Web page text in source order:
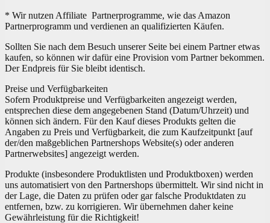
* Wir nutzen Affiliate Partnerprogramme, wie das Amazon
Partnerprogramm und verdienen an qualifizierten Käufen.
Sollten Sie nach dem Besuch unserer Seite bei einem Partner etwas
kaufen, so können wir dafür eine Provision vom Partner bekommen.
Der Endpreis für Sie bleibt identisch.
Preise und Verfügbarkeiten
Sofern Produktpreise und Verfügbarkeiten angezeigt werden,
entsprechen diese dem angegebenen Stand (Datum/Uhrzeit) und
können sich ändern. Für den Kauf dieses Produkts gelten die
Angaben zu Preis und Verfügbarkeit, die zum Kaufzeitpunkt [auf
der/den maßgeblichen Partnershops Website(s) oder anderen
Partnerwebsites] angezeigt werden.
Produkte (insbesondere Produktlisten und Produktboxen) werden
uns automatisiert von den Partnershops übermittelt. Wir sind nicht in
der Lage, die Daten zu prüfen oder gar falsche Produktdaten zu
entfernen, bzw. zu korrigieren. Wir übernehmen daher keine
Gewährleistung für die Richtigkeit!